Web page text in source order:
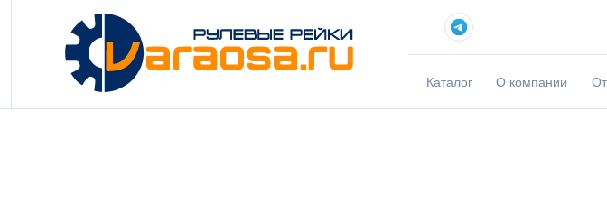
Каталог О компании